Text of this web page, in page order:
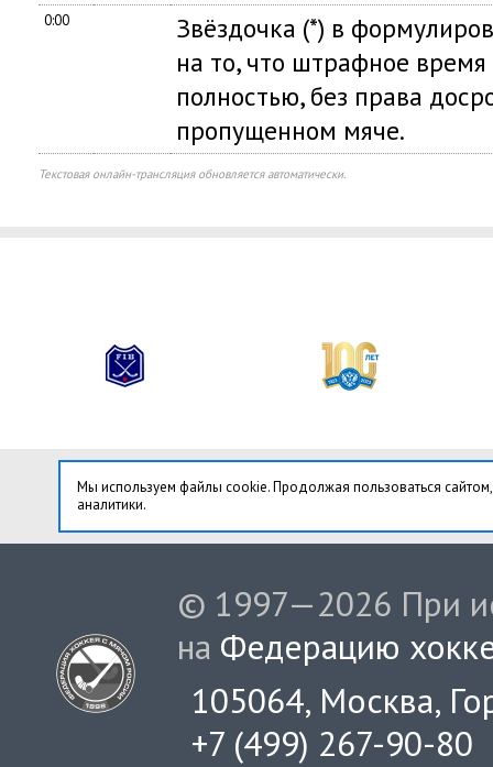
0:00
Звёздочка (*) в
на то, что штрафное
полностью, без права
пропущенном мяче.
Текстовая онлайн-трансляция обновляется автоматически.
Мы используем файлы cookie. Продолжая пользоваться
аналитики.
© 1997—2026 При
на Федерацию
105064, Москва,
+7 (499) 267-90-80